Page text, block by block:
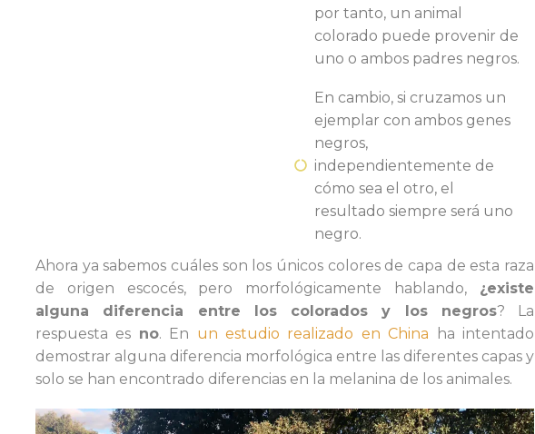
por tanto, un animal
colorado puede provenir de
uno o ambos padres negros.
En cambio, si cruzamos un
ejemplar con ambos genes
negros,
independientemente de
cómo sea el otro, el
resultado siempre será uno
negro.
Ahora ya sabemos cuáles son los únicos colores de capa de esta raza
de origen escocés, pero morfológicamente hablando, ¿existe
alguna diferencia entre los colorados y los negros? La
respuesta es no. En un estudio realizado en China ha intentado
demostrar alguna diferencia morfológica entre las diferentes capas y
solo se han encontrado diferencias en la melanina de los animales.